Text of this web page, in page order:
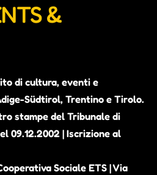
&
di cultura, eventi e
Südtirol, Trentino e Tirolo.
stampe del Tribunale di
09.12.2002 | Iscrizione al
Sociale ETS | Via